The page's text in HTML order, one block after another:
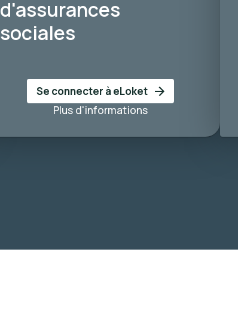
d'assurances
sociales
Se connecter à eLoket
Plus d'informations